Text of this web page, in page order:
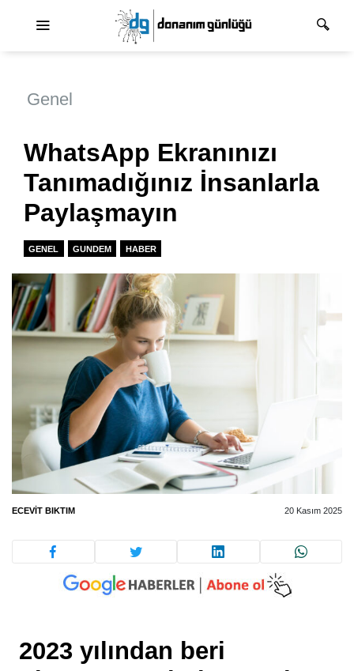
Genel
WhatsApp Ekranınızı
Tanımadığınız İnsanlarla
Paylaşmayın
GENEL GUNDEM HABER
ECEVIT BIKTIM 20 Kasım 2025
2023 yılından beri